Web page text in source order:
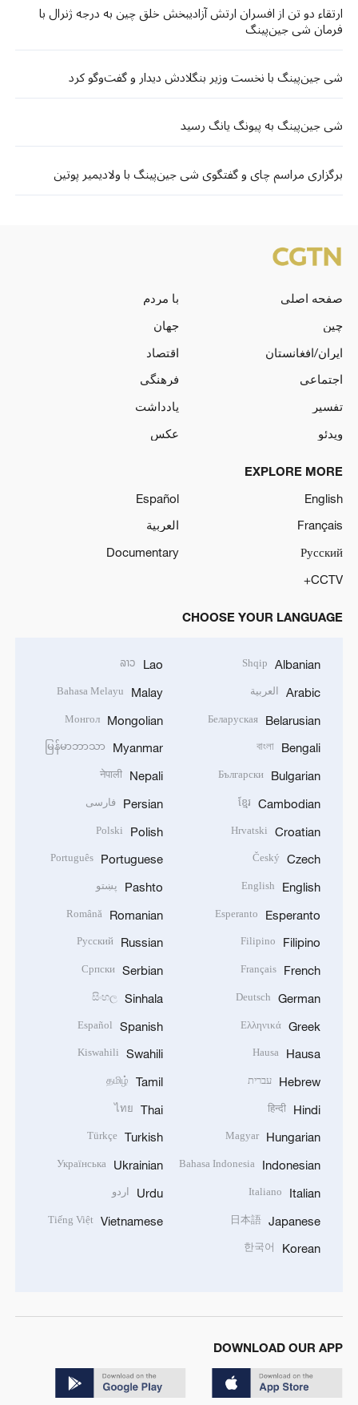
ارتقاء دو تن از افسران ارتش آزادیبخش خلق چین به درجه ژنرال با
فرمان شی جین‌پینگ
شی جین‌پینگ با نخست وزیر بنگلادش دیدار و گفت‌وگو کرد
شی جین‌پینگ به پیونگ یانگ رسید
برگزاری مراسم چای و گفتگوی شی جین‌پینگ با ولادیمیر پوتین
صفحه اصلی
با مردم
چین
جهان
ایران/افغانستان
اقتصاد
اجتماعی
فرهنگی
تفسیر
یادداشت
ویدئو
عکس
EXPLORE MORE
English
Español
Français
العربية
Русский
Documentary
CCTV+
CHOOSE YOUR LANGUAGE
Albanian
Shqip
Arabic العربية
Belarusian
Беларуская
Bengali
বাংলা
Bulgarian
Български
Cambodian
ខ្មែរ
Croatian
Hrvatski
Czech
Český
English
English
Esperanto
Esperanto
Filipino
Filipino
French
Français
German
Deutsch
Greek
Ελληνικά
Hausa
Hausa
Hebrew עברית
Hindi
हिन्दी
Hungarian
Magyar
Indonesian
Bahasa Indonesia
Italian
Italiano
Japanese
日本語
Korean
한국어
Lao
ລາວ
Malay
Bahasa Melayu
Mongolian
Монгол
Myanmar
မြန်မာဘာသာ
Nepali
नेपाली
Persian فارسی
Polish
Polski
Portuguese
Português
Pashto پښتو
Romanian
Română
Russian
Русский
Serbian
Српски
Sinhala
සිංහල
Spanish
Español
Swahili
Kiswahili
Tamil
தமிழ்
Thai
ไทย
Turkish
Türkçe
Ukrainian
Українська
Urdu اردو
Vietnamese
Tiếng Việt
DOWNLOAD OUR APP